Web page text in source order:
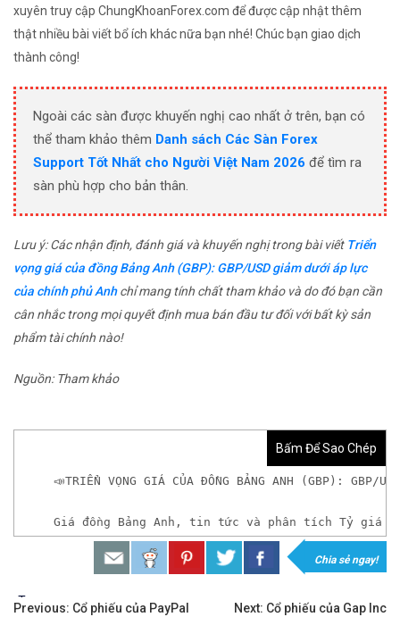
xuyên truy cập ChungKhoanForex.com để được cập nhật thêm
thật nhiều bài viết bổ ích khác nữa bạn nhé! Chúc bạn giao dịch
thành công!
Ngoài các sàn được khuyến nghị cao nhất ở trên, bạn có
thể tham khảo thêm Danh sách Các Sàn Forex
Support Tốt Nhất cho Người Việt Nam 2026 để tìm ra
sàn phù hợp cho bản thân.
Lưu ý: Các nhận định, đánh giá và khuyến nghị trong bài viết Triển
vọng giá của đồng Bảng Anh (GBP): GBP/USD giảm dưới áp lực
của chính phủ Anhchỉ mang tính chất tham khảo và do đó bạn cần
cân nhắc trong mọi quyết định mua bán đầu tư đối với bất kỳ sản
phẩm tài chính nào!
Nguồn: Tham khảo
Bấm Để Sao Chép
📣TRIỂN VỌNG GIÁ CỦA ĐỒNG BẢNG ANH (GBP): GBP/
Giá đồng Bảng Anh, tin tức và phân tích Tỷ giá
𝘟𝘦𝘮 𝘤𝘩𝘪 𝘵𝘪ế𝘵: https://chungkhoanforex.com/trien-
✨🏆𝐗𝐨á 𝐛ỏ 𝐥𝐨 𝐥ắ𝐧𝐠 𝐤𝐡𝐢 𝐭𝐡𝐚𝐦 𝐠𝐢𝐚 𝐭𝐡ị 𝐭𝐫ườ𝐧𝐠 𝐭à𝐢 𝐜𝐡í𝐧𝐡
Chia sẻ ngay!
Tags:
Previous: Cổ phiếu của PayPal Next: Cổ phiếu của Gap Inc